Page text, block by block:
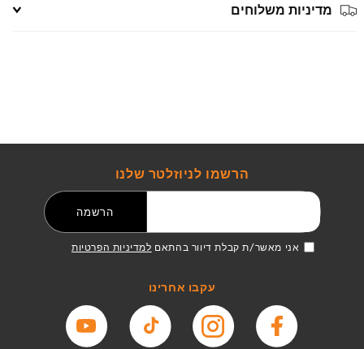
מדיניות משלוחים
הרשמו לניוזלטר שלנו
הרשמה
אני מאשר/ת קבלת דיוור בהתאם למדיניות הפרטיות
עקבו אחרינו
פייסבוק אינסטגרם טיקטוק יוטיוב